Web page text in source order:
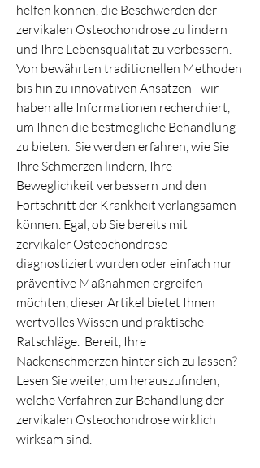
helfen können, die Beschwerden der
zervikalen Osteochondrose zu lindern
und Ihre Lebensqualität zu verbessern.
Von bewährten traditionellen Methoden
bis hin zu innovativen Ansätzen - wir
haben alle Informationen recherchiert,
um Ihnen die bestmögliche Behandlung
zu bieten.  Sie werden erfahren, wie Sie
Ihre Schmerzen lindern, Ihre
Beweglichkeit verbessern und den
Fortschritt der Krankheit verlangsamen
können. Egal, ob Sie bereits mit
zervikaler Osteochondrose
diagnostiziert wurden oder einfach nur
präventive Maßnahmen ergreifen
möchten, dieser Artikel bietet Ihnen
wertvolles Wissen und praktische
Ratschläge.  Bereit, Ihre
Nackenschmerzen hinter sich zu lassen?
Lesen Sie weiter, um herauszufinden,
welche Verfahren zur Behandlung der
zervikalen Osteochondrose wirklich
wirksam sind.